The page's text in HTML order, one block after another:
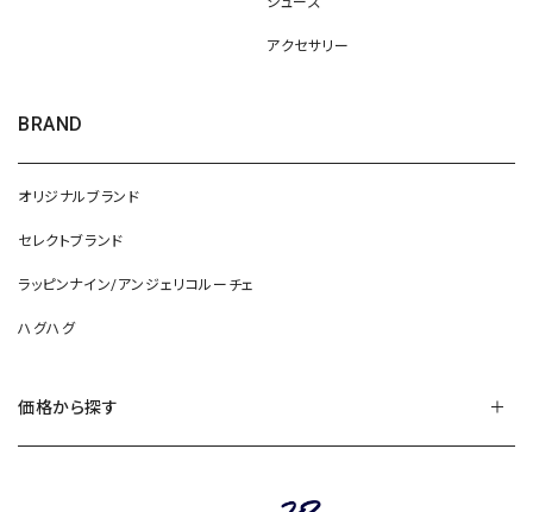
アクセサリー
BRAND
オリジナルブランド
セレクトブランド
ラッピンナイン/アンジェリコルーチェ
ハグハグ
価格から探す